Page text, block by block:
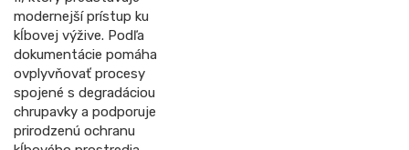
modernejší prístup ku
kĺbovej výžive. Podľa
dokumentácie pomáha
ovplyvňovať procesy
spojené s degradáciou
chrupavky a podporuje
prirodzenú ochranu